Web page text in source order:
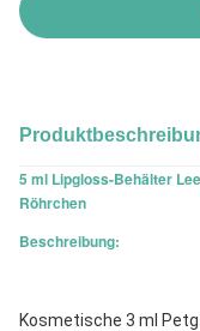
5 ml Lipgloss-Behälter
Röhrchen
Beschreibung:
Kosmetische 3 ml Petg